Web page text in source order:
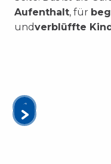
Aufenthalt, für
undverblüffte